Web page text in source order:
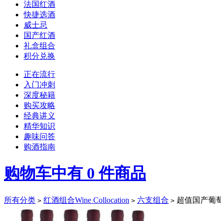
法国红酒
快捷选酒
威士忌
国产红酒
礼盒组合
积分兑换
正在流行
入门冲刺
深度秘籍
购买攻略
经典讲义
精华知识
趣味问答
购酒指南
购物车中有 0 件商品
所有分类 > 红酒组合Wine Collocation > 六支组合 > 超值国产葡